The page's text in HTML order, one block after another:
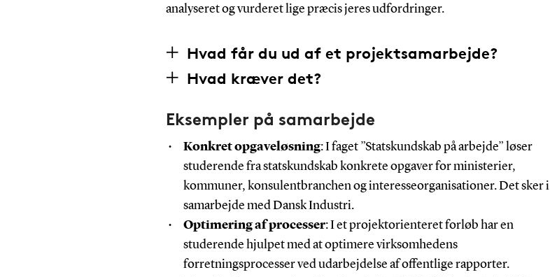
analyseret og vurderet lige præcis jeres udfordringer.
Hvad får du ud af et projektsamarbejde?
Hvad kræver det?
Eksempler på samarbejde
Konkret opgaveløsning: I faget ”Statskundskab på arbejde” løser
studerende fra statskundskab konkrete opgaver for ministerier,
kommuner, konsulentbranchen og interesseorganisationer. Det sker i
samarbejde med Dansk Industri.
Optimering af processer: I et projektorienteret forløb har en
studerende hjulpet med at optimere virksomhedens
forretningsprocesser ved udarbejdelse af offentlige rapporter.